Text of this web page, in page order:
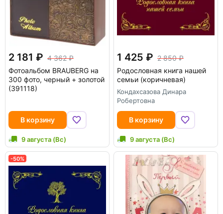
2 181
4 362
Фотоальбом BRAUBERG на
300 фото, черный + золотой
(391118)
В корзину
9 августа (Вс)
1 425
2 850
Родословная книга нашей
семьи (коричневая)
Кондахсазова Динара
Робертовна
В корзину
9 августа (Вс)
-50%